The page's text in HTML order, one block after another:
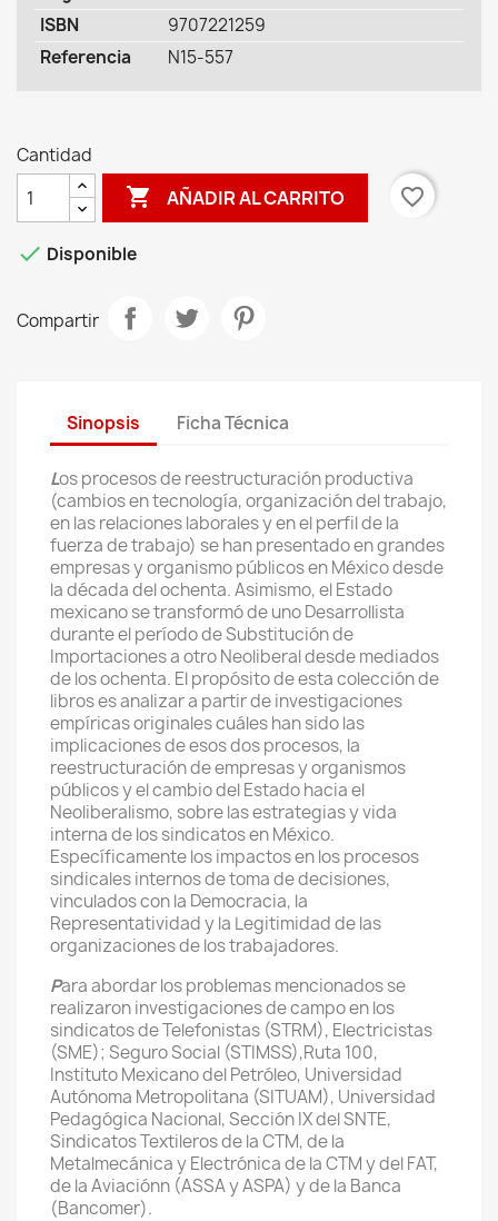
ISBN
9707221259
Referencia
N15-557
Cantidad
 AÑADIR AL CARRITO favorite_border
 Disponible
Compartir
Sinopsis Ficha Técnica
Los procesos de reestructuración productiva
(cambios en tecnología, organización del trabajo,
en las relaciones laborales y en el perfil de la
fuerza de trabajo) se han presentado en grandes
empresas y organismo públicos en México desde
la década del ochenta. Asimismo, el Estado
mexicano se transformó de uno Desarrollista
durante el período de Substitución de
Importaciones a otro Neoliberal desde mediados
de los ochenta. El propósito de esta colección de
libros es analizar a partir de investigaciones
empíricas originales cuáles han sido las
implicaciones de esos dos procesos, la
reestructuración de empresas y organismos
públicos y el cambio del Estado hacia el
Neoliberalismo, sobre las estrategias y vida
interna de los sindicatos en México.
Específicamente los impactos en los procesos
sindicales internos de toma de decisiones,
vinculados con la Democracia, la
Representatividad y la Legitimidad de las
organizaciones de los trabajadores.
Para abordar los problemas mencionados se
realizaron investigaciones de campo en los
sindicatos de Telefonistas (STRM), Electricistas
(SME); Seguro Social (STIMSS),Ruta 100,
Instituto Mexicano del Petróleo, Universidad
Autónoma Metropolitana (SITUAM), Universidad
Pedagógica Nacional, Sección IX del SNTE,
Sindicatos Textileros de la CTM, de la
Metalmecánica y Electrónica de la CTM y del FAT,
de la Aviaciónn (ASSA y ASPA) y de la Banca
(Bancomer).